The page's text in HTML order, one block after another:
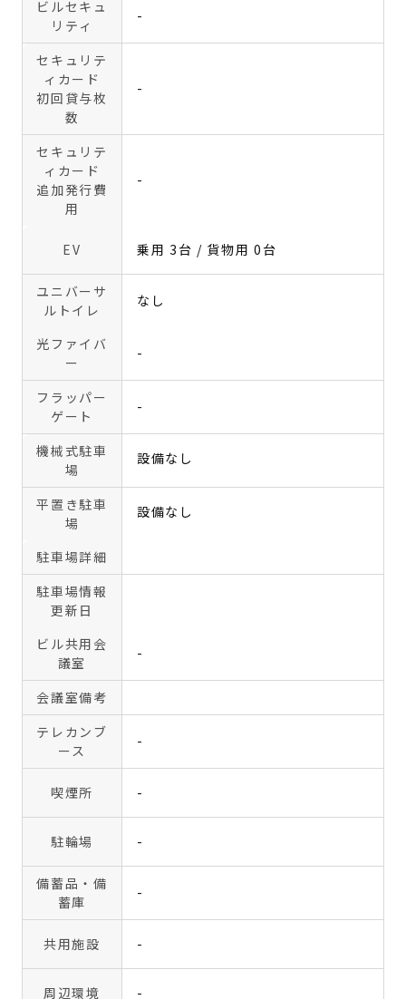
ビルセキュ
リティ
-
セキュリテ
ィカード
初回貸与枚
数
-
セキュリテ
ィカード
追加発行費
用
-
EV 乗用 3台 / 貨物用 0台
ユニバーサ
ルトイレ
なし
光ファイバ
ー
-
フラッパー
ゲート
-
機械式駐車
場
設備なし
平置き駐車
場
設備なし
駐車場詳細
駐車場情報
更新日
ビル共用会
議室
-
会議室備考
テレカンブ
ース
-
喫煙所 -
駐輪場 -
備蓄品・備
蓄庫
-
共用施設 -
周辺環境 -